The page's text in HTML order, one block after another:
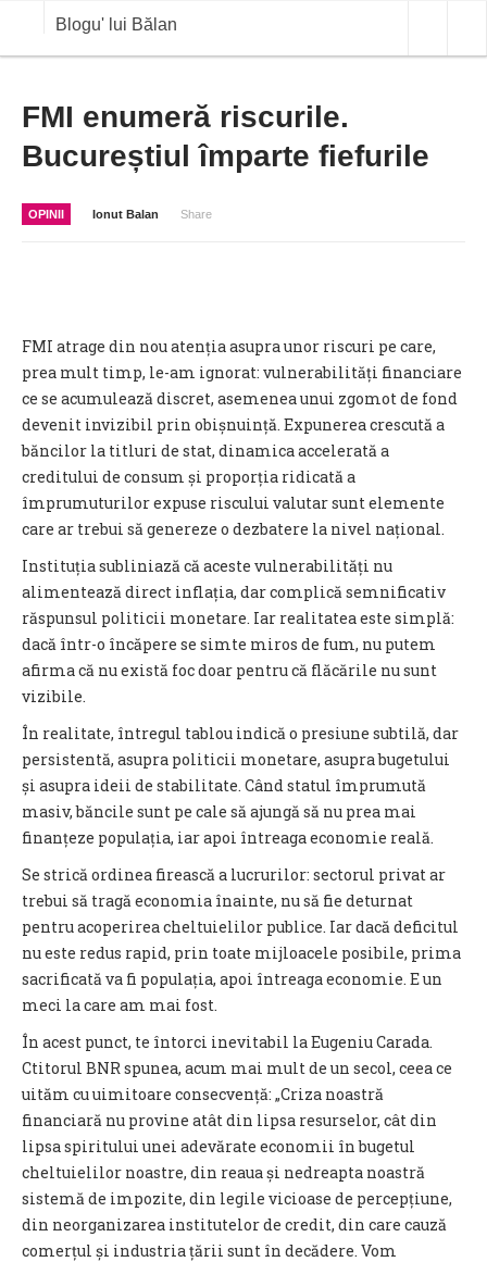
Blogu' lui Bălan
OPINII
ANALIZE
COTATII BVB
FMI enumeră riscurile.
Bucureștiul împarte fiefurile
OPINII Ionut Balan Share
FMI atrage din nou atenția asupra unor riscuri pe care,
prea mult timp, le-am ignorat: vulnerabilități financiare
ce se acumulează discret, asemenea unui zgomot de fond
devenit invizibil prin obișnuință. Expunerea crescută a
băncilor la titluri de stat, dinamica accelerată a
creditului de consum și proporția ridicată a
împrumuturilor expuse riscului valutar sunt elemente
care ar trebui să genereze o dezbatere la nivel național.
Instituția subliniază că aceste vulnerabilități nu
alimentează direct inflația, dar complică semnificativ
răspunsul politicii monetare. Iar realitatea este simplă:
dacă într-o încăpere se simte miros de fum, nu putem
afirma că nu există foc doar pentru că flăcările nu sunt
vizibile.
În realitate, întregul tablou indică o presiune subtilă, dar
persistentă, asupra politicii monetare, asupra bugetului
și asupra ideii de stabilitate. Când statul împrumută
masiv, băncile sunt pe cale să ajungă să nu prea mai
finanțeze populația, iar apoi întreaga economie reală.
Se strică ordinea firească a lucrurilor: sectorul privat ar
trebui să tragă economia înainte, nu să fie deturnat
pentru acoperirea cheltuielilor publice. Iar dacă deficitul
nu este redus rapid, prin toate mijloacele posibile, prima
sacrificată va fi populația, apoi întreaga economie. E un
meci la care am mai fost.
În acest punct, te întorci inevitabil la Eugeniu Carada.
Ctitorul BNR spunea, acum mai mult de un secol, ceea ce
uităm cu uimitoare consecvență: „Criza noastră
financiară nu provine atât din lipsa resurselor, cât din
lipsa spiritului unei adevărate economii în bugetul
cheltuielilor noastre, din reaua și nedreapta noastră
sistemă de impozite, din legile vicioase de percepțiune,
din neorganizarea institutelor de credit, din care cauză
comerțul și industria țării sunt în decădere. Vom